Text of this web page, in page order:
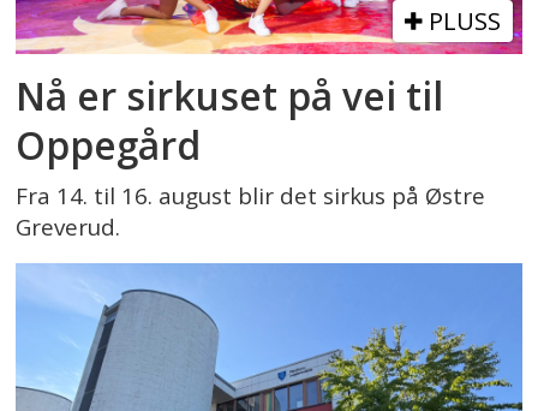
PLUSS
Nå er sirkuset på vei til
Oppegård
Fra 14. til 16. august blir det sirkus på Østre
Greverud.